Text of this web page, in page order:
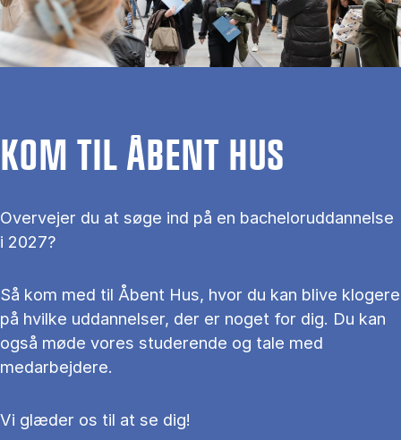
KOM TIL ÅBENT HUS
Overvejer du at søge ind på en bacheloruddannelse
i 2027?
Så kom med til Åbent Hus, hvor du kan blive klogere
på hvilke uddannelser, der er noget for dig. Du kan
også møde vores studerende og tale med
medarbejdere.
Vi glæder os til at se dig!